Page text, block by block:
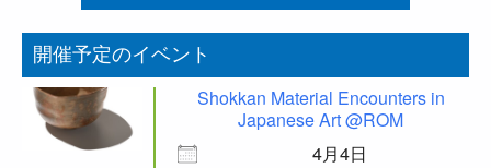
開催予定のイベント
Shokkan Material Encounters in
Japanese Art @ROM
4月4日